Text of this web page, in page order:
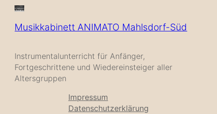
Musikkabinett ANIMATO Mahlsdorf-Süd
Instrumentalunterricht für Anfänger,
Fortgeschrittene und Wiedereinsteiger aller
Altersgruppen
Impressum
Datenschutzerklärung